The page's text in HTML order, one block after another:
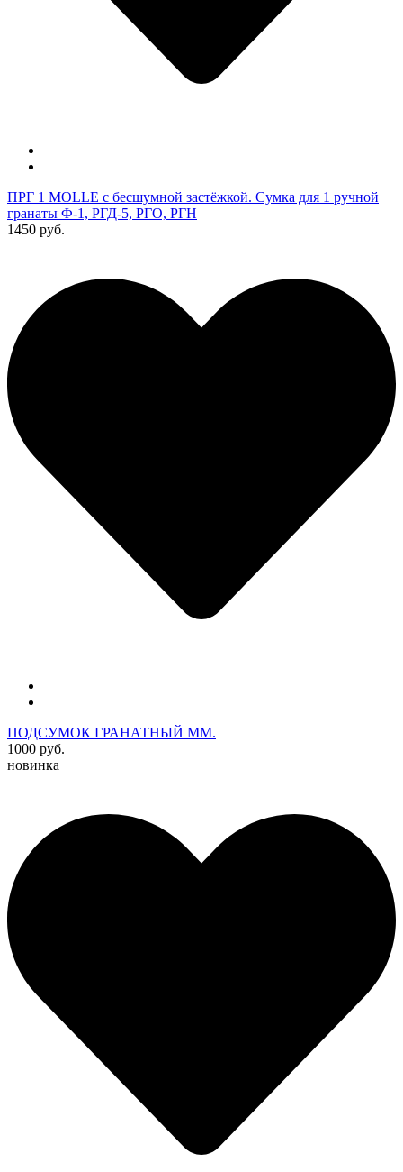
ПРГ 1 MOLLE с бесшумной застёжкой. Сумка для 1 ручной
гранаты Ф-1, РГД-5, РГО, РГН
1450 руб.
ПОДСУМОК ГРАНАТНЫЙ ММ.
1000 руб.
новинка